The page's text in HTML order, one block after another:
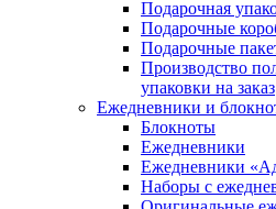
Подарочная
Подарочные
Подарочные
Производство
упаковки на заказ
Ежедневники и
Блокноты
Ежедневники
Ежедневники
Наборы с